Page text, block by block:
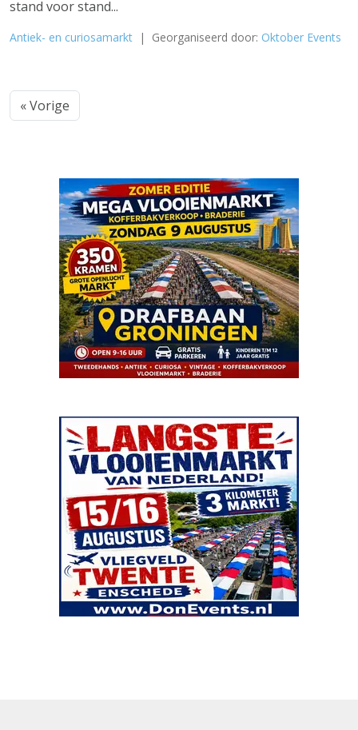
stand voor stand...
Antiek- en curiosamarkt | Georganiseerd door: Oktober Events
« Vorige